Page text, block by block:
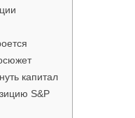
капитал
S&P